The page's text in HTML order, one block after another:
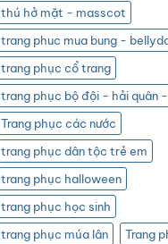
thú hở mặt - masscot
trang phuc mua bung -
trang phục cổ trang
trang phục bộ đội - hải quân
Trang phục các nước
trang phục dân tộc trẻ em
trang phục halloween
trang phục học sinh
trang phục múa lân
Trang